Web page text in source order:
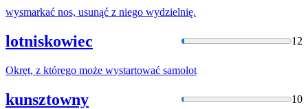
wysmarkać nos, usunąć z niego wydzielnię.
lotniskowiec 12
Okręt, z którego może wystartować samolot
kunsztowny 10